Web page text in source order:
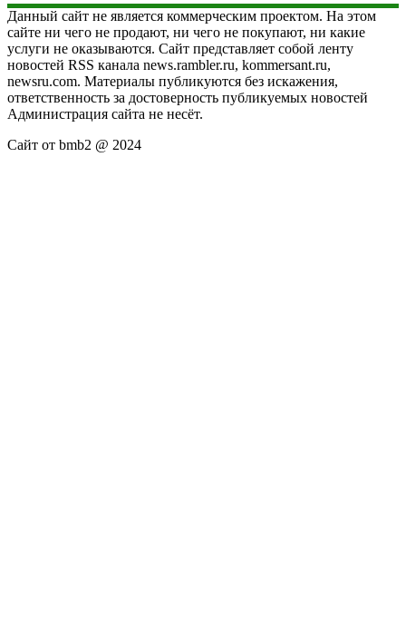
Данный сайт не является коммерческим проектом. На этом
сайте ни чего не продают, ни чего не покупают, ни какие
услуги не оказываются. Сайт представляет собой ленту
новостей RSS канала news.rambler.ru, kommersant.ru,
newsru.com. Материалы публикуются без искажения,
ответственность за достоверность публикуемых новостей
Администрация сайта не несёт.
Сайт от bmb2 @ 2024